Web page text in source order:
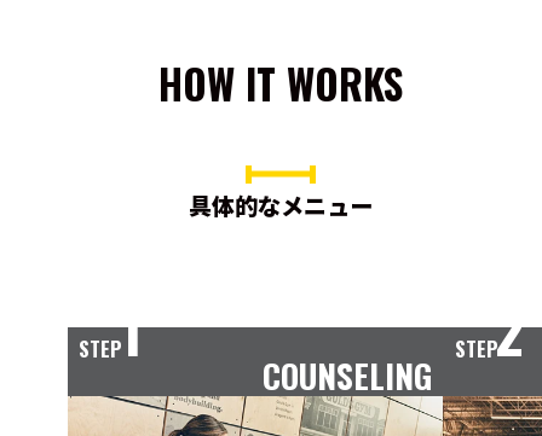
HOW IT WORKS
具体的なメニュー
STEP1
COUNSELING
STEP2